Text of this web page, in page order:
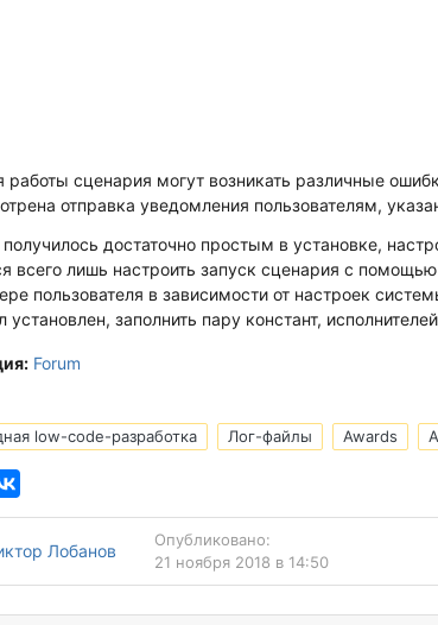
работы сценария могут возникать различные
отправка уведомления пользователям,
достаточно простым в установке,
всего лишь настроить запуск сценария с
пользователя в зависимости от настроек
установлен, заполнить пару констант,
Forum
low-code-разработка Лог-файлы Awards
Лобанов
Опубликовано:
21 ноября 2018 в 14:50